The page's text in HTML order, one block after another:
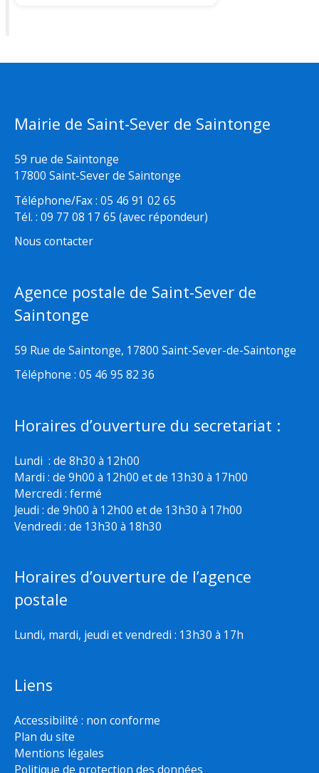
Mairie de Saint-Sever de Saintonge
59 rue de Saintonge
17800 Saint-Sever de Saintonge
Téléphone/Fax : 05 46 91 02 65
Tél. : 09 77 08 17 65 (avec répondeur)
Nous contacter
Agence postale de Saint-Sever de
Saintonge
59 Rue de Saintonge, 17800 Saint-Sever-de-Saintonge
Téléphone : 05 46 95 82 36
Horaires d’ouverture du secretariat :
Lundi : de 8h30 à 12h00
Mardi : de 9h00 à 12h00 et de 13h30 à 17h00
Mercredi : fermé
Jeudi : de 9h00 à 12h00 et de 13h30 à 17h00
Vendredi : de 13h30 à 18h30
Horaires d’ouverture de l’agence
postale
Lundi, mardi, jeudi et vendredi : 13h30 à 17h
Liens
Accessibilité : non conforme
Plan du site
Mentions légales
Politique de protection des données